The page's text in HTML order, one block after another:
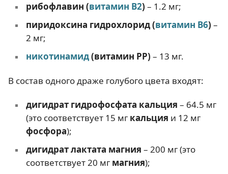
рибофлавин (витамин B2) – 1.2 мг;
пиридоксина гидрохлорид (витамин B6) –
2 мг;
никотинамид(витамин PP) – 13 мг.
В состав одного драже голубого цвета входят:
дигидрат гидрофосфата кальция – 64.5 мг
(это соответствует 15 мг кальция и 12 мг
фосфора);
дигидрат лактата магния – 200 мг (это
соответствует 20 мг магния);